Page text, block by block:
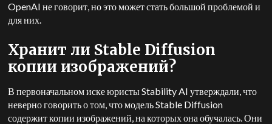
OpenAI не говорит, но это может стать большой проблемой и
для них.
Хранит ли Stable Diffusion
копии изображений?
В первоначальном иске юристы Stability AI утверждали, что
неверно говорить о том, что модель Stable Diffusion
содержит копии изображений, на которых она обучалась. Они